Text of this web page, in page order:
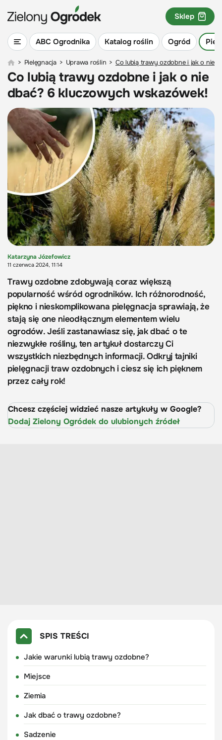
ABC Ogrodnika Katalog roślin Ogród
Sklep
> Pielęgnacja > Uprawa roślin > Co lubią trawy ozdobne i jak o nie
Co lubią trawy ozdobne i jak o nie
dbać? 6 kluczowych wskazówek!
Katarzyna Józefowicz
11 czerwca 2024, 11:14
Trawy ozdobne zdobywają coraz większą
popularność wśród ogrodników. Ich różnorodność,
piękno i nieskomplikowana pielęgnacja sprawiają, że
stają się one nieodłącznym elementem wielu
ogrodów. Jeśli zastanawiasz się, jak dbać o te
niezwykłe rośliny, ten artykuł dostarczy Ci
wszystkich niezbędnych informacji. Odkryj tajniki
pielęgnacji traw ozdobnych i ciesz się ich pięknem
przez cały rok!
Chcesz częściej widzieć nasze artykuły w Google?
Dodaj Zielony Ogródek do ulubionych źródeł
SPIS TREŚCI
Jakie warunki lubią trawy ozdobne?
Miejsce
Ziemia
Jak dbać o trawy ozdobne?
Sadzenie